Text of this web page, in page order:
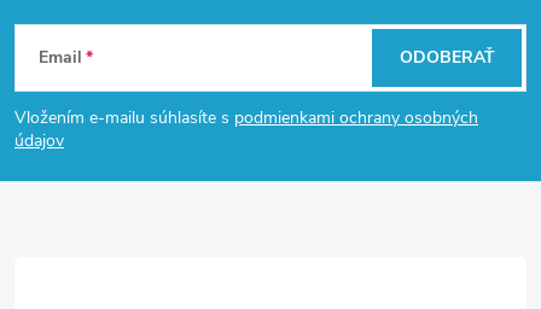
Z
á
p
Email
Vložením e-mailu súhlasíte s podmienkami ochrany osobných
údajov
ODOBERAŤ